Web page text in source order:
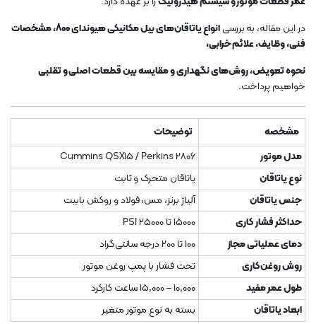
در این مقاله، به بررسی
انواع یاتاقان‌های بیل مکانیکی هیوندای 800، مشخصات
فنی، وظایف، علائم خرابی،
نحوه تعویض، روش‌های نگهداری و مقایسه بین قطعات اصلی و تقلبی
خواهیم پرداخت.
مشخصه
توضیحات
مدل موتور
Cummins QSX15 / Perkins 2806
نوع یاتاقان
یاتاقان متحرک و ثابت
جنس یاتاقان
آلیاژ برنز، مس، فولاد و روکش بابیت
حداکثر فشار کاری
15000 تا 25000 PSI
دمای عملیاتی مجاز
100 تا 200 درجه سانتی‌گراد
روش روغن‌کاری
تحت فشار با پمپ روغن موتور
طول عمر مفید
10,000 – 15,000 ساعت کارکرد
ابعاد یاتاقان
بسته به نوع موتور متغیر